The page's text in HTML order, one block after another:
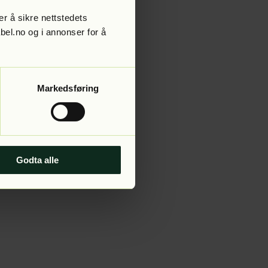
å sikre nettstedets
og i annonser for å
Markedsføring
Godta alle